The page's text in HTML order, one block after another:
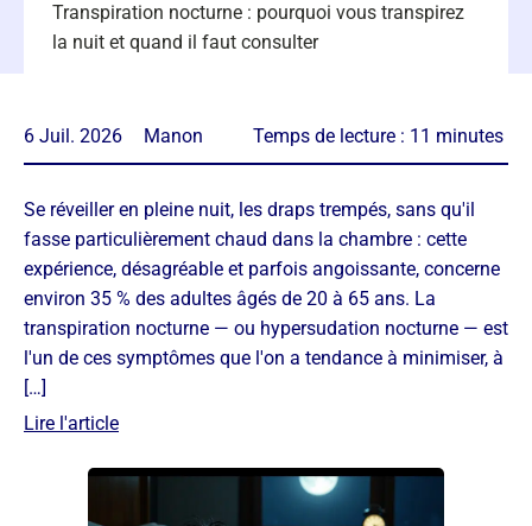
Transpiration nocturne : pourquoi vous transpirez
la nuit et quand il faut consulter
6 Juil. 2026 Manon Temps de lecture : 11 minutes
Se réveiller en pleine nuit, les draps trempés, sans qu'il
fasse particulièrement chaud dans la chambre : cette
expérience, désagréable et parfois angoissante, concerne
environ 35 % des adultes âgés de 20 à 65 ans. La
transpiration nocturne — ou hypersudation nocturne — est
l'un de ces symptômes que l'on a tendance à minimiser, à
[…]
Lire l'article